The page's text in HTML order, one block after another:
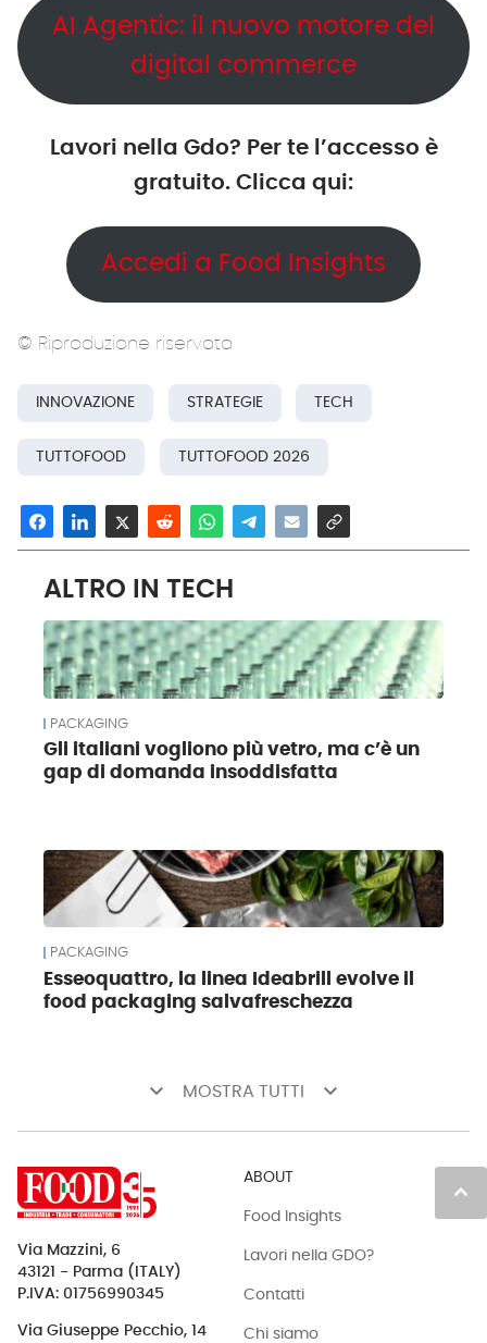
AI Agentic: il nuovo motore del
digital commerce
Lavori nella Gdo? Per te l’accesso è
gratuito. Clicca qui:
Accedi a Food Insights
© Riproduzione riservata
INNOVAZIONE STRATEGIE TECH
TUTTOFOOD TUTTOFOOD 2026
ALTRO IN TECH
PACKAGING
Gli italiani vogliono più vetro, ma c’è un
gap di domanda insoddisfatta
PACKAGING
Esseoquattro, la linea Ideabrill evolve il
food packaging salvafreschezza
keyboard_arrow_down MOSTRA TUTTI keyboard_arrow_down
keyboard_arrow_up
Via Mazzini, 6
43121 - Parma (ITALY)
P.IVA: 01756990345
Via Giuseppe Pecchio, 14
ABOUT
Food Insights
Lavori nella GDO?
Contatti
Chi siamo